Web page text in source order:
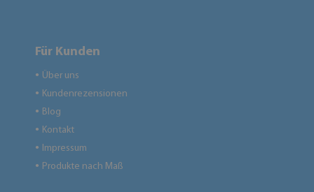
Für Kunden
● Über uns
● Kundenrezensionen
● Blog
● Kontakt
● Impressum
● Produkte nach Maß